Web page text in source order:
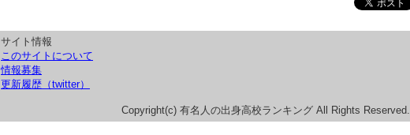
サイト情報
このサイトについて
情報募集
更新履歴（twitter）
Copyright(c) 有名人の出身高校ランキング All Rights Reserved.